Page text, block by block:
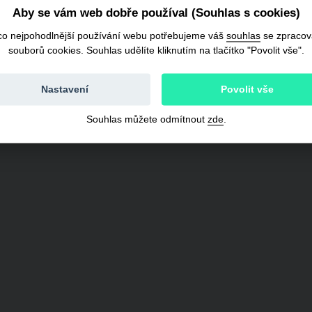
Aby se vám web dobře používal (Souhlas s cookies)
nejpohodlnější používání webu potřebujeme váš souhlasse
souborů cookies. Souhlas udělíte kliknutím na tlačítko "Povolit vše".
Povolit vše
Nastavení
Souhlas můžete odmítnout zde.